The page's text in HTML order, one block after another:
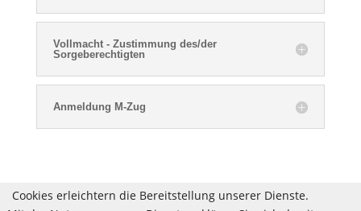
Vollmacht - Zustimmung des/der
Sorgeberechtigten
Anmeldung M-Zug
Cookies erleichtern die Bereitstellung unserer Dienste.